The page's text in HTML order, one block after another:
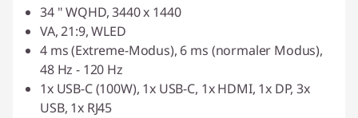
34 " WQHD, 3440 x 1440
VA, 21:9, WLED
4 ms (Extreme-Modus), 6 ms (normaler Modus),
48 Hz - 120 Hz
1x USB-C (100W), 1x USB-C, 1x HDMI, 1x DP, 3x
USB, 1x RJ45